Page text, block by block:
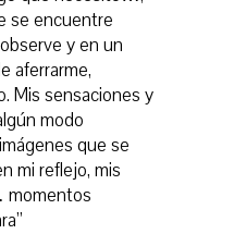
se encuentre
y en un
aferrarme,
Mis sensaciones y
modo
que se
mi reflejo, mis
momentos